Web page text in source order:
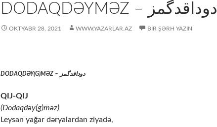
DODAQDƏYMƏZ – دوداقدگمز
OKTYABR 28, 2021 WWW.YAZARLAR.AZ BIR ŞƏRH YAZIN
DODAQDƏY(G)MƏZ – دوداقدگمز
QIJ-QIJ
(Dodaqdəy(g)məz)
Leysan yağar dəryalardan ziyadə,